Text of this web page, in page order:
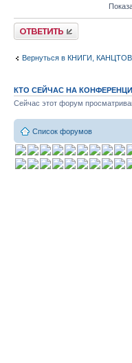
Ответить
Вернуться в КНИГИ,
КТО СЕЙЧАС НА
Сейчас этот форум
Список форумов